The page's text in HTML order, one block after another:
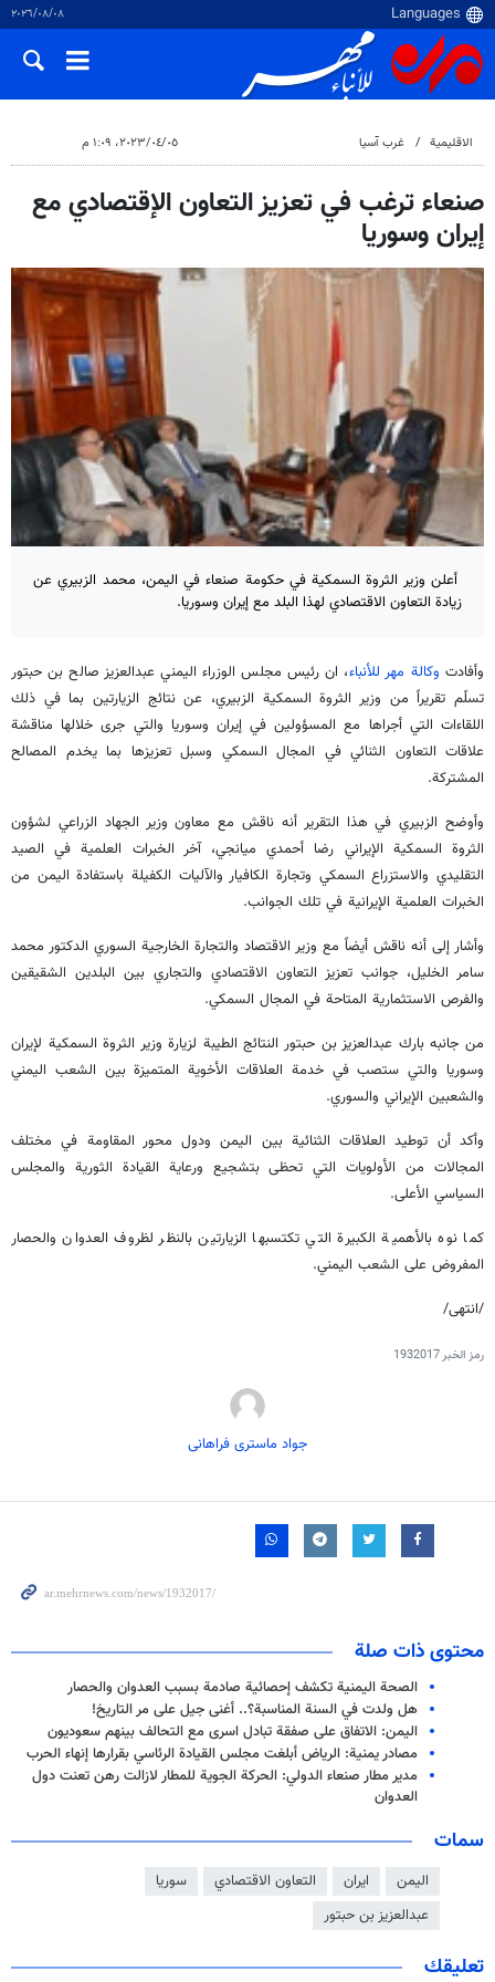
٠٨‏/٠٨‏/٢٠٢٦
الاقلیمیة غرب آسیا ٠٥‏/٠٤‏/٢٠٢٣، ١:٠٩ م
صنعاء ترغب في تعزيز التعاون الإقتصادي مع
إيران وسوريا
أعلن وزير الثروة السمكية في حكومة صنعاء في اليمن، محمد الزبيري عن
زيادة التعاون الاقتصادي لهذا البلد مع إيران وسوريا.
وأفادت وكالة مهر للأنباء، ان رئيس مجلس الوزراء اليمني عبدالعزيز صالح بن حبتور
تسلّم تقريراً من وزير الثروة السمكية الزبيري، عن نتائج الزيارتين بما في ذلك
اللقاءات التي أجراها مع المسؤولين في إيران وسوريا والتي جرى خلالها مناقشة
علاقات التعاون الثنائي في المجال السمكي وسبل تعزيزها بما يخدم المصالح
المشتركة.
وأوضح الزبيري في هذا التقرير أنه ناقش مع معاون وزير الجهاد الزراعي لشؤون
الثروة السمكية الإيراني رضا أحمدي ميانجي، آخر الخبرات العلمية في الصيد
التقليدي والاستزراع السمكي وتجارة الكافيار والآليات الكفيلة باستفادة اليمن من
الخبرات العلمية الإيرانية في تلك الجوانب.
وأشار إلى أنه ناقش أيضاً مع وزير الاقتصاد والتجارة الخارجية السوري الدكتور محمد
سامر الخليل، جوانب تعزيز التعاون الاقتصادي والتجاري بين البلدين الشقيقين
والفرص الاستثمارية المتاحة في المجال السمكي.
من جانبه بارك عبدالعزيز بن حبتور النتائج الطيبة لزيارة وزير الثروة السمكية لإيران
وسوريا والتي ستصب في خدمة العلاقات الأخوية المتميزة بين الشعب اليمني
والشعبين الإيراني والسوري.
وأكد أن توطيد العلاقات الثنائية بين اليمن ودول محور المقاومة في مختلف
المجالات من الأولويات التي تحظى بتشجيع ورعاية القيادة الثورية والمجلس
السياسي الأعلى.
كما نوه بالأهمية الكبيرة التي تكتسبها الزيارتين بالنظر لظروف العدوان والحصار
المفروض على الشعب اليمني.
/انتهى/
رمز الخبر1932017
جواد ماستری فراهانی
محتوى ذات صلة
الصحة اليمنية تكشف إحصائية صادمة بسبب العدوان والحصار
هل ولدت في السنة المناسبة؟.. أغنى جيل على مر التاريخ!
اليمن: الاتفاق على صفقة تبادل اسرى مع التحالف بينهم سعوديون
مصادر يمنية: الرياض أبلغت مجلس القيادة الرئاسي بقرارها إنهاء الحرب
مدير مطار صنعاء الدولي: الحركة الجوية للمطار لازالت رهن تعنت دول
العدوان
سمات
اليمن ايران التعاون الاقتصادي
سوريا
عبدالعزيز بن حبتور
تعليقك